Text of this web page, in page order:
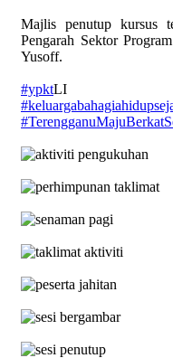
Majlis penutup kursus
Pengarah Sektor
Yusoff.
#ypktLI